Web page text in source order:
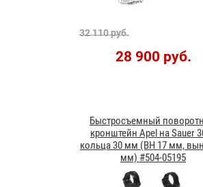
32 110 руб.
28 900 руб.
Быстросъемный
кронштейн Apel на Sauer
кольца 30 мм (BH 17 мм,
мм) #504-05195